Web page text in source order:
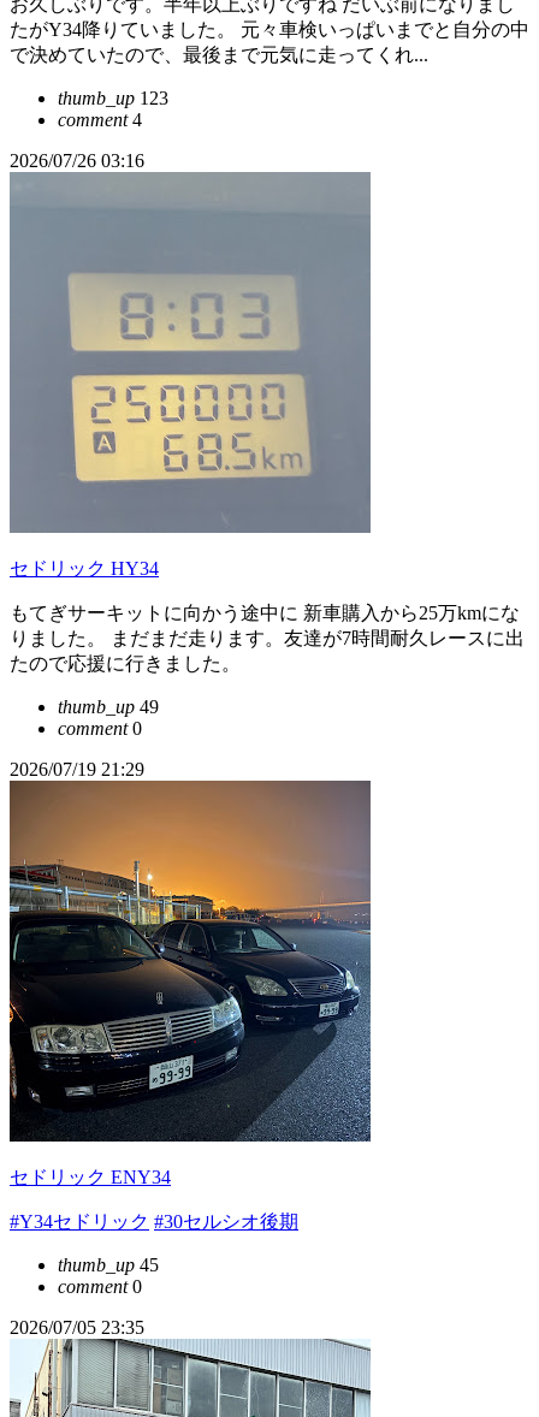
お久しぶりです。半年以上ぶりですね だいぶ前になりまし
たがY34降りていました。 元々車検いっぱいまでと自分の中
で決めていたので、最後まで元気に走ってくれ...
thumb_up 123
comment4
2026/07/26 03:16
セドリック HY34
もてぎサーキットに向かう途中に 新車購入から25万kmにな
りました。 まだまだ走ります。友達が7時間耐久レースに出
たので応援に行きました。
thumb_up 49
comment0
2026/07/19 21:29
セドリック ENY34
#Y34セドリック #30セルシオ後期
thumb_up 45
comment0
2026/07/05 23:35